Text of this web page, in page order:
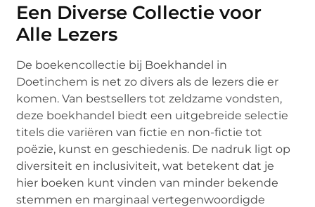
Een Diverse Collectie voor
Alle Lezers
De boekencollectie bij Boekhandel in
Doetinchem is net zo divers als de lezers die er
komen. Van bestsellers tot zeldzame vondsten,
deze boekhandel biedt een uitgebreide selectie
titels die variëren van fictie en non-fictie tot
poëzie, kunst en geschiedenis. De nadruk ligt op
diversiteit en inclusiviteit, wat betekent dat je
hier boeken kunt vinden van minder bekende
stemmen en marginaal vertegenwoordigde